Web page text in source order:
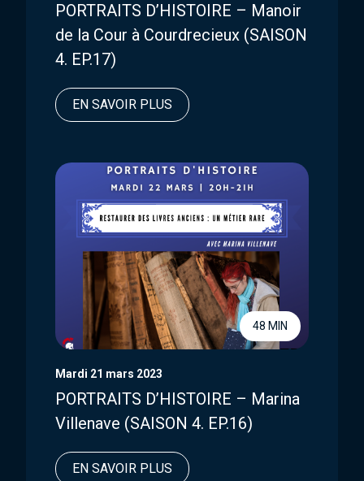
PORTRAITS D’HISTOIRE – Manoir
de la Cour à Courdrecieux (SAISON
4. EP.17)
EN SAVOIR PLUS
48 MIN
Mardi 21 mars 2023
PORTRAITS D’HISTOIRE – Marina
Villenave (SAISON 4. EP.16)
EN SAVOIR PLUS